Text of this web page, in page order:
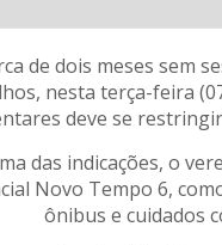
de dois meses sem
nesta terça-feira
deve se
das indicações, o
Novo Tempo 6,
ônibus e cuidados